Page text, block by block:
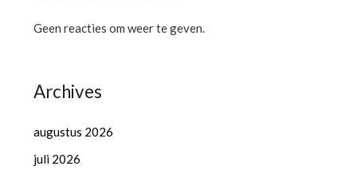
Geen reacties om weer te geven.
Archives
augustus 2026
juli 2026